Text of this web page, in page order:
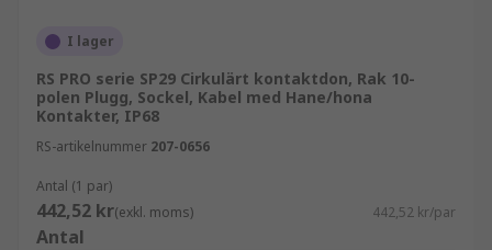
som kontakter och uttag med rak eller vinklad
kabelingång.
Vanliga storlekar på cirkulära kontakter:
M8
M23
I lager
RS PRO serie SP29 Cirkulärt kontaktdon, Rak 10-
polen Plugg, Sockel, Kabel med Hane/hona
Kontakter, IP68
RS-artikelnummer 207-0656
Antal (1 par)
442,52 kr(exkl. moms) 442,52 kr/par
Antal